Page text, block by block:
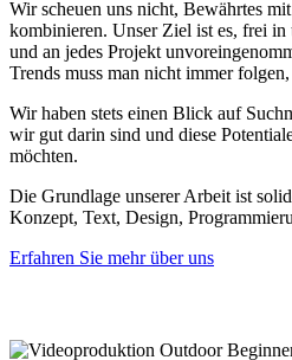
Wir scheuen uns nicht, Bewährtes
kombinieren. Unser Ziel ist es, frei in
und an jedes Projekt
Trends muss man nicht immer
Wir haben stets einen Blick auf
wir gut darin sind und diese
möchten.
Die Grundlage unserer Arbeit ist
Konzept, Text, Design,
Erfahren Sie mehr über uns